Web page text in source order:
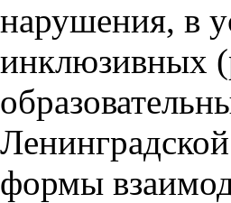
нарушения, в
инклюзивных
формы